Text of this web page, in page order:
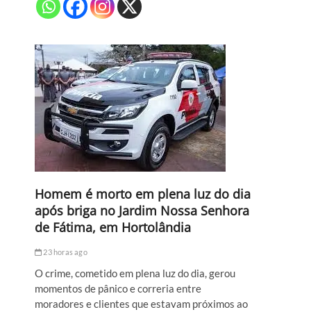
Homem é morto em plena luz do dia
após briga no Jardim Nossa Senhora
de Fátima, em Hortolândia
23 horas ago
O crime, cometido em plena luz do dia, gerou
momentos de pânico e correria entre
moradores e clientes que estavam próximos ao